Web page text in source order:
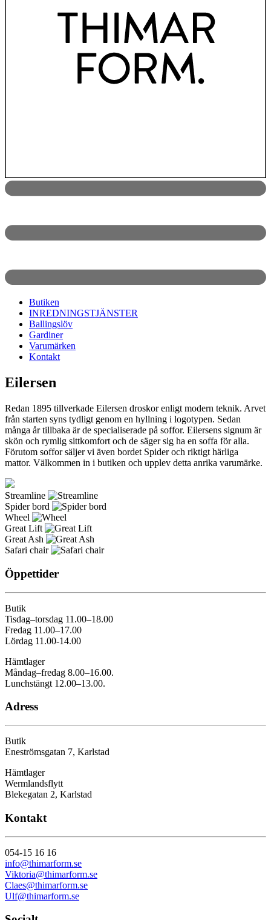
Butiken
INREDNINGSTJÄNSTER
Ballingslöv
Gardiner
Varumärken
Kontakt
Eilersen
Redan 1895 tillverkade Eilersen droskor enligt modern teknik. Arvet
från starten syns tydligt genom en hyllning i logotypen. Sedan
många år tillbaka är de specialiserade på soffor. Eilersens signum är
skön och rymlig sittkomfort och de säger sig ha en soffa för alla.
Förutom soffor säljer vi även bordet Spider och riktigt härliga
mattor. Välkommen in i butiken och upplev detta anrika varumärke.
Streamline
Spider bord
Wheel
Great Lift
Great Ash
Safari chair
Öppettider
Butik
Tisdag–torsdag 11.00–18.00
Fredag 11.00–17.00
Lördag 11.00-14.00
Hämtlager
Måndag–fredag 8.00–16.00.
Lunchstängt 12.00–13.00.
Adress
Butik
Eneströmsgatan 7, Karlstad
Hämtlager
Wermlandsflytt
Blekegatan 2, Karlstad
Kontakt
054-15 16 16
info@thimarform.se
Viktoria@thimarform.se
Claes@thimarform.se
Ulf@thimarform.se